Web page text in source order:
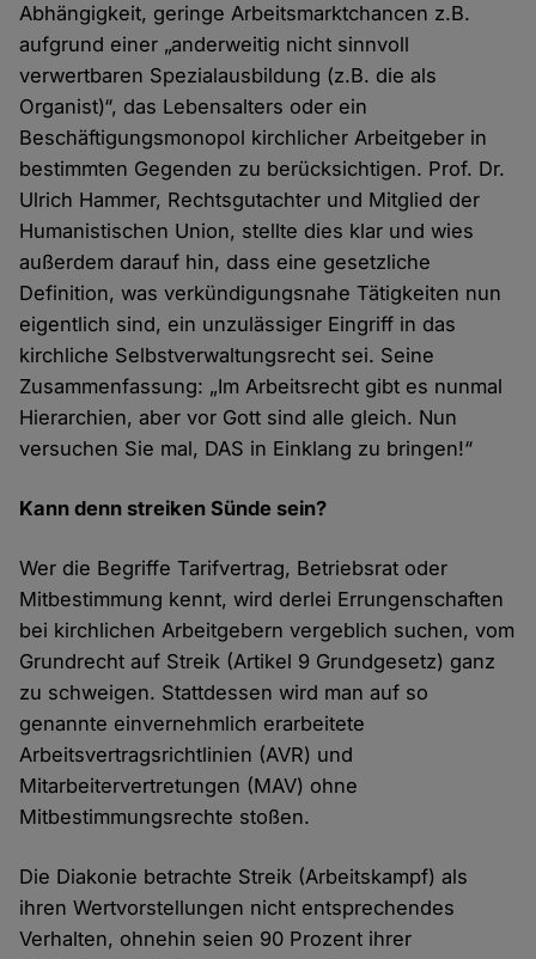
Abhängigkeit, geringe Arbeitsmarktchancen z.B.
aufgrund einer „anderweitig nicht sinnvoll
verwertbaren Spezialausbildung (z.B. die als
Organist)“, das Lebensalters oder ein
Beschäftigungsmonopol kirchlicher Arbeitgeber in
bestimmten Gegenden zu berücksichtigen. Prof. Dr.
Ulrich Hammer, Rechtsgutachter und Mitglied der
Humanistischen Union, stellte dies klar und wies
außerdem darauf hin, dass eine gesetzliche
Definition, was verkündigungsnahe Tätigkeiten nun
eigentlich sind, ein unzulässiger Eingriff in das
kirchliche Selbstverwaltungsrecht sei. Seine
Zusammenfassung: „Im Arbeitsrecht gibt es nunmal
Hierarchien, aber vor Gott sind alle gleich. Nun
versuchen Sie mal, DAS in Einklang zu bringen!“
Kann denn streiken Sünde sein?
Wer die Begriffe Tarifvertrag, Betriebsrat oder
Mitbestimmung kennt, wird derlei Errungenschaften
bei kirchlichen Arbeitgebern vergeblich suchen, vom
Grundrecht auf Streik (Artikel 9 Grundgesetz) ganz
zu schweigen. Stattdessen wird man auf so
genannte einvernehmlich erarbeitete
Arbeitsvertragsrichtlinien (AVR) und
Mitarbeitervertretungen (MAV) ohne
Mitbestimmungsrechte stoßen.
Die Diakonie betrachte Streik (Arbeitskampf) als
ihren Wertvorstellungen nicht entsprechendes
Verhalten, ohnehin seien 90 Prozent ihrer